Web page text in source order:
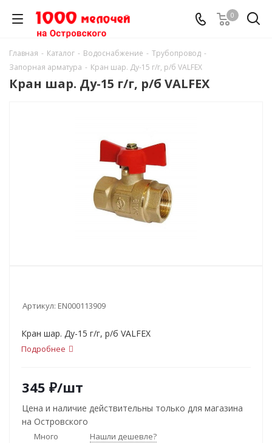
0
Главная - Каталог - Водоснабжение - Трубопровод -
Запорная арматура - Кран шар. Ду-15 г/г, р/б VALFEX
Кран шар. Ду-15 г/г, р/б VALFEX
Артикул: EN000113909
Кран шар. Ду-15 г/г, р/б VALFEX
Подробнее
345 ₽/шт
Цена и наличие действительны только для магазина
на Островского
Много Нашли дешевле?